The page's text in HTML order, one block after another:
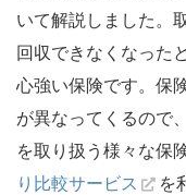
いて解説しました。
回収できなくなった
心強い保険です。保
が異なってくるので
を取り扱う様々な保
り比較サービス
を